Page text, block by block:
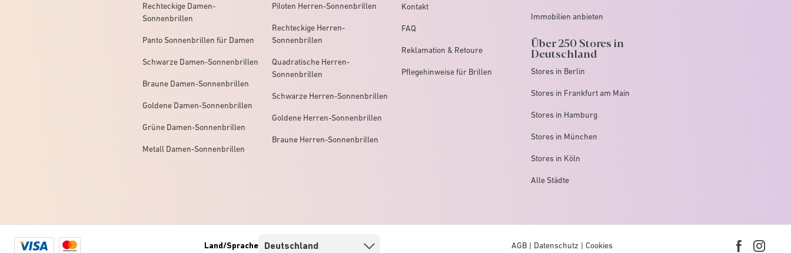
Rechteckige Damen-
Sonnenbrillen
Panto Sonnenbrillen für Damen
Schwarze Damen-Sonnenbrillen
Braune Damen-Sonnenbrillen
Goldene Damen-Sonnenbrillen
Grüne Damen-Sonnenbrillen
Metall Damen-Sonnenbrillen
Piloten Herren-Sonnenbrillen
Rechteckige Herren-
Sonnenbrillen
Quadratische Herren-
Sonnenbrillen
Schwarze Herren-Sonnenbrillen
Goldene Herren-Sonnenbrillen
Braune Herren-Sonnenbrillen
Kontakt
FAQ
Reklamation & Retoure
Pflegehinweise für Brillen
Immobilien anbieten
Über 250 Stores in
Deutschland
Stores in Berlin
Stores in Frankfurt am Main
Stores in Hamburg
Stores in München
Stores in Köln
Alle Städte
Visa
Mastercard
Land/Sprache AGB Datenschutz Cookies